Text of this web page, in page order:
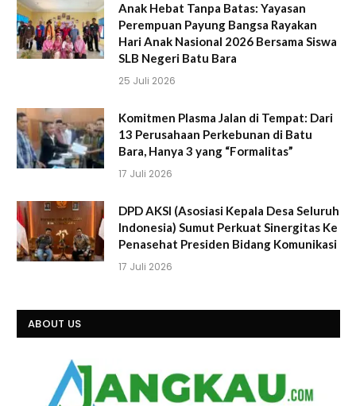
Anak Hebat Tanpa Batas: Yayasan
Perempuan Payung Bangsa Rayakan
Hari Anak Nasional 2026 Bersama Siswa
SLB Negeri Batu Bara
25 Juli 2026
Komitmen Plasma Jalan di Tempat: Dari
13 Perusahaan Perkebunan di Batu
Bara, Hanya 3 yang “Formalitas”
17 Juli 2026
DPD AKSI (Asosiasi Kepala Desa Seluruh
Indonesia) Sumut Perkuat Sinergitas Ke
Penasehat Presiden Bidang Komunikasi
17 Juli 2026
ABOUT US